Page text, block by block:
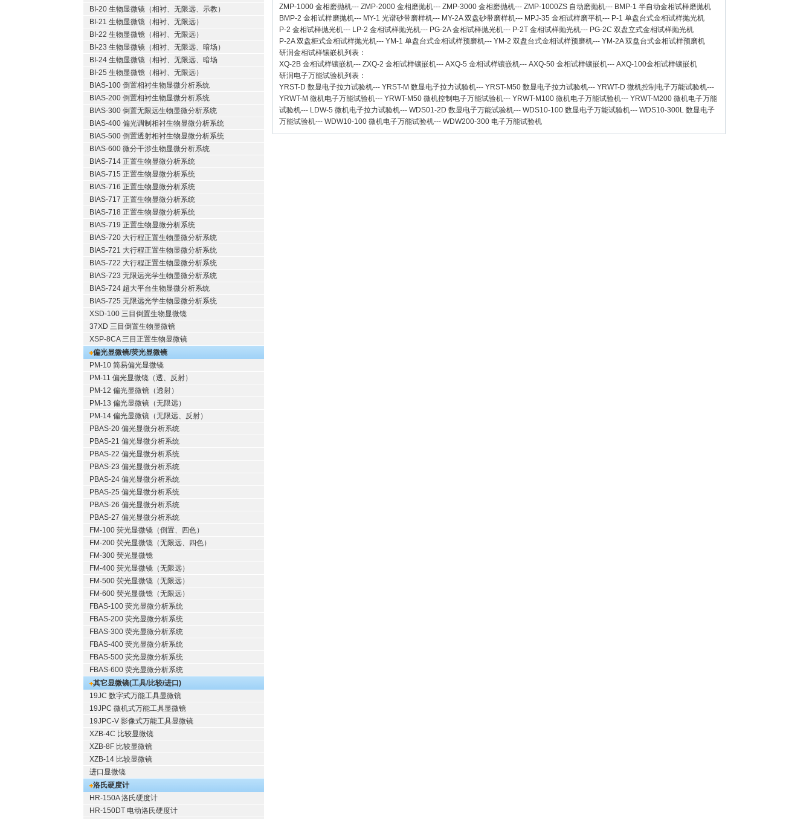
BI-20 生物显微镜（相衬、无限远、示教）
BI-21 生物显微镜（相衬、无限远）
BI-22 生物显微镜（相衬、无限远）
BI-23 生物显微镜（相衬、无限远、暗场）
BI-24 生物显微镜（相衬、无限远、暗场
BI-25 生物显微镜（相衬、无限远）
BIAS-100 倒置相衬生物显微分析系统
BIAS-200 倒置相衬生物显微分析系统
BIAS-300 倒置无限远生物显微分析系统
BIAS-400 偏光调制相衬生物显微分析系统
BIAS-500 倒置透射相衬生物显微分析系统
BIAS-600 微分干涉生物显微分析系统
BIAS-714 正置生物显微分析系统
BIAS-715 正置生物显微分析系统
BIAS-716 正置生物显微分析系统
BIAS-717 正置生物显微分析系统
BIAS-718 正置生物显微分析系统
BIAS-719 正置生物显微分析系统
BIAS-720 大行程正置生物显微分析系统
BIAS-721 大行程正置生物显微分析系统
BIAS-722 大行程正置生物显微分析系统
BIAS-723 无限远光学生物显微分析系统
BIAS-724 超大平台生物显微分析系统
BIAS-725 无限远光学生物显微分析系统
XSD-100 三目倒置生物显微镜
37XD 三目倒置生物显微镜
XSP-8CA 三目正置生物显微镜
偏光显微镜/荧光显微镜
PM-10 简易偏光显微镜
PM-11 偏光显微镜（透、反射）
PM-12 偏光显微镜（透射）
PM-13 偏光显微镜（无限远）
PM-14 偏光显微镜（无限远、反射）
PBAS-20 偏光显微分析系统
PBAS-21 偏光显微分析系统
PBAS-22 偏光显微分析系统
PBAS-23 偏光显微分析系统
PBAS-24 偏光显微分析系统
PBAS-25 偏光显微分析系统
PBAS-26 偏光显微分析系统
PBAS-27 偏光显微分析系统
FM-100 荧光显微镜（倒置、四色）
FM-200 荧光显微镜（无限远、四色）
FM-300 荧光显微镜
FM-400 荧光显微镜（无限远）
FM-500 荧光显微镜（无限远）
FM-600 荧光显微镜（无限远）
FBAS-100 荧光显微分析系统
FBAS-200 荧光显微分析系统
FBAS-300 荧光显微分析系统
FBAS-400 荧光显微分析系统
FBAS-500 荧光显微分析系统
FBAS-600 荧光显微分析系统
其它显微镜(工具/比较/进口)
19JC 数字式万能工具显微镜
19JPC 微机式万能工具显微镜
19JPC-V 影像式万能工具显微镜
XZB-4C 比较显微镜
XZB-8F 比较显微镜
XZB-14 比较显微镜
进口显微镜
洛氏硬度计
HR-150A 洛氏硬度计
HR-150DT 电动洛氏硬度计
ZMP-1000 金相磨抛机--- ZMP-2000 金相磨抛机--- ZMP-3000 金相磨抛机--- ZMP-1000ZS 自动磨抛机--- BMP-1 半自动金相试样磨抛机
BMP-2 金相试样磨抛机--- MY-1 光谱砂带磨样机--- MY-2A 双盘砂带磨样机--- MPJ-35 金相试样磨平机--- P-1 单盘台式金相试样抛光机
P-2 金相试样抛光机--- LP-2 金相试样抛光机--- PG-2A 金相试样抛光机--- P-2T 金相试样抛光机--- PG-2C 双盘立式金相试样抛光机
P-2A 双盘柜式金相试样抛光机--- YM-1 单盘台式金相试样预磨机--- YM-2 双盘台式金相试样预磨机--- YM-2A 双盘台式金相试样预磨机
研润金相试样镶嵌机列表：
XQ-2B 金相试样镶嵌机--- ZXQ-2 金相试样镶嵌机--- AXQ-5 金相试样镶嵌机--- AXQ-50 金相试样镶嵌机--- AXQ-100金相试样镶嵌机
研润电子万能试验机列表：
YRST-D 数显电子拉力试验机--- YRST-M 数显电子拉力试验机--- YRST-M50 数显电子拉力试验机--- YRWT-D 微机控制电子万能试验机---
YRWT-M 微机电子万能试验机--- YRWT-M50 微机控制电子万能试验机--- YRWT-M100 微机电子万能试验机--- YRWT-M200 微机电子万能
试验机--- LDW-5 微机电子拉力试验机--- WDS01-2D 数显电子万能试验机--- WDS10-100 数显电子万能试验机--- WDS10-300L 数显电子
万能试验机--- WDW10-100 微机电子万能试验机--- WDW200-300 电子万能试验机